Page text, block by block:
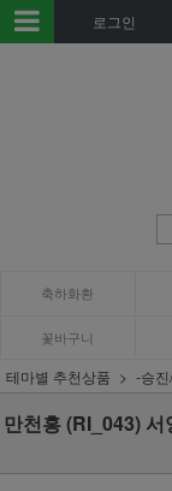
로그인
축하화환
꽃바구니
테마별 추천상품 -승진
만천홍 (RI_043)